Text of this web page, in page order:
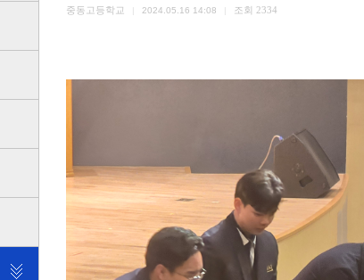
중동고등학교 2024.05.16 14:08 조회 2334